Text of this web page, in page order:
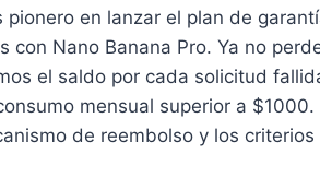
pionero en lanzar el plan de
con Nano Banana Pro. Ya no
el saldo por cada solicitud
mensual superior a
de reembolso y los